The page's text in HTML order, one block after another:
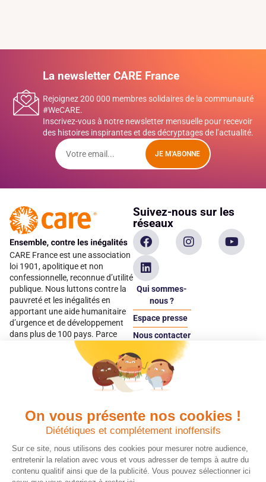
On vous présente nos cookies !
Diététiques et complétement inoffensifs
Sur ce site, nous utilisons des cookies pour mesurer notre audience,
entretenir la relation avec vous et vous adresser de temps à autre du
contenu qualitif ainsi que de la publicité. Vous pouvez sélectionner ici
La newsletter CARE France
Rejoignez 200 000 membres solidaires de la communauté
#WeCARE.
Inscrivez-vous à notre newsletter mensuelle pour recevoir
des histoires inspirantes et des décryptages de l’actualité.
JE M'ABONNE
CARE France est une association
loi 1901, apolitique et non
confessionnelle, reconnue d’utilité
publique. Nous luttons contre la
pauvreté et les inégalités en
apportant une aide humanitaire
d’urgence et de développement
dans plus de 100 pays. Parce
qu’elles sont les premières
victimes des inégalités, CARE met
les femmes et les filles au cœur
Suivez-nous sur les
réseaux
Qui sommes-
nous ?
Espace presse
Nous contacter
Espace
donateur
Quels avantages fiscaux ?
Chaque don effectué à une
association reconnue d’utilité
publique comme CARE, est
déductible jusqu’à 75 % de l’impôt
sur le revenu. Modalités de
Donner en confiance
Vos dons sont
déductibles à 75 % de
vos impôts. Depuis
plus de 15 ans, CARE
France est une